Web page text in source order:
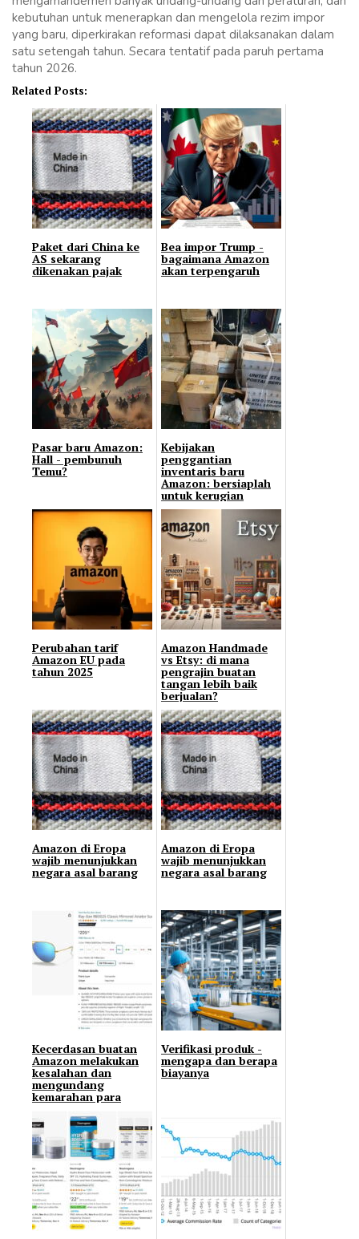
kebutuhan untuk menerapkan dan mengelola rezim impor
yang baru, diperkirakan reformasi dapat dilaksanakan dalam
satu setengah tahun. Secara tentatif pada paruh pertama
tahun 2026.
Related Posts:
Paket dari China ke
AS sekarang
dikenakan pajak
Bea impor Trump -
bagaimana Amazon
akan terpengaruh
Pasar baru Amazon:
Hall - pembunuh
Temu?
Kebijakan
penggantian
inventaris baru
Amazon: bersiaplah
untuk kerugian
Perubahan tarif
Amazon EU pada
tahun 2025
Amazon Handmade
vs Etsy: di mana
pengrajin buatan
tangan lebih baik
berjualan?
Amazon di Eropa
wajib menunjukkan
negara asal barang
Amazon di Eropa
wajib menunjukkan
negara asal barang
Kecerdasan buatan
Amazon melakukan
kesalahan dan
mengundang
kemarahan para
Verifikasi produk -
mengapa dan berapa
biayanya